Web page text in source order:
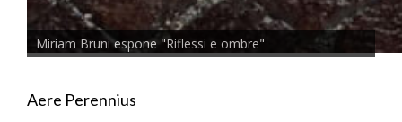
Miriam Bruni espone "Riflessi e ombre"
Aere Perennius